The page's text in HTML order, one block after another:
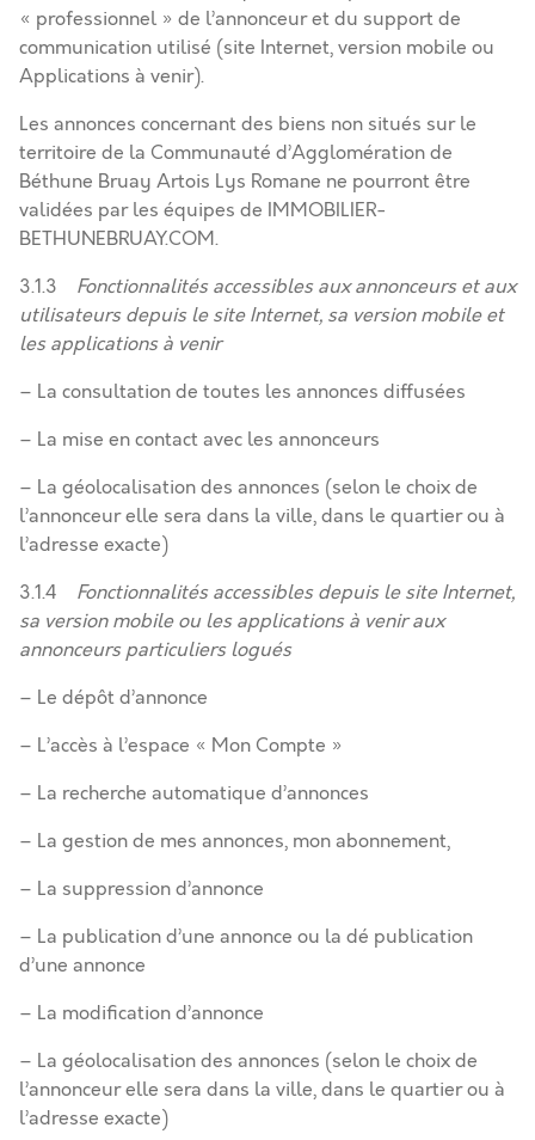
« professionnel » de l’annonceur et du support de
communication utilisé (site Internet, version mobile ou
Applications à venir).
Les annonces concernant des biens non situés sur le
territoire de la Communauté d’Agglomération de
Béthune Bruay Artois Lys Romane ne pourront être
validées par les équipes de IMMOBILIER-
BETHUNEBRUAY.COM.
3.1.3 Fonctionnalités accessibles aux annonceurs et aux
utilisateurs depuis le site Internet, sa version mobile et
les applications à venir
– La consultation de toutes les annonces diffusées
– La mise en contact avec les annonceurs
– La géolocalisation des annonces (selon le choix de
l’annonceur elle sera dans la ville, dans le quartier ou à
l’adresse exacte)
3.1.4 Fonctionnalités accessibles depuis le site Internet,
sa version mobile ou les applications à venir aux
annonceurs particuliers logués
– Le dépôt d’annonce
– L’accès à l’espace « Mon Compte »
– La recherche automatique d’annonces
– La gestion de mes annonces, mon abonnement,
– La suppression d’annonce
– La publication d’une annonce ou la dé publication
d’une annonce
– La modification d’annonce
– La géolocalisation des annonces (selon le choix de
l’annonceur elle sera dans la ville, dans le quartier ou à
l’adresse exacte)